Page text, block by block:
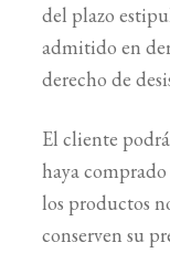
del plazo
admitido en
derecho de
El cliente
haya
los productos
conserven su